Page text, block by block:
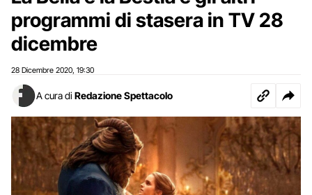
programmi di stasera in TV 28
dicembre
28 Dicembre 2020 19:30
A cura di Redazione Spettacolo